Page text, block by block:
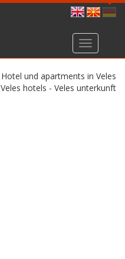
Toggle
navigation
Hotel und apartments in Veles
Veles hotels - Veles unterkunft